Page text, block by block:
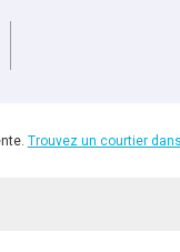
Trouvez un courtier